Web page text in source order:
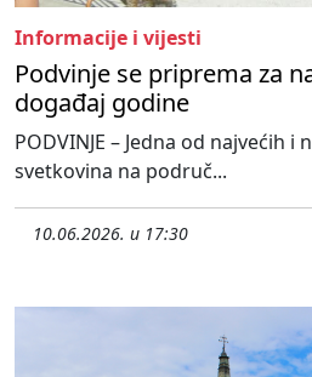
Informacije i vijesti
Podvinje se priprema za
događaj godine
PODVINJE – Jedna od najvećih
svetkovina na područ...
10.06.2026. u 17:30